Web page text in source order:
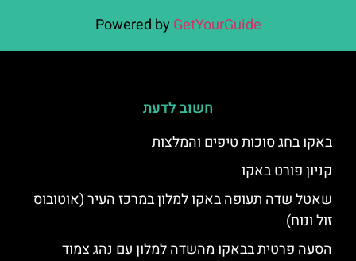
Powered by GetYourGuide
חשוב לדעת
באקו בחג סוכות טיפים והמלצות
קניון פורט באקו
שאטל שדה תעופה באקו למלון במרכז העיר (אוטובוס
זול ונוח)
הסעה פרטית בבאקו מהשדה למלון עם נהג צמוד